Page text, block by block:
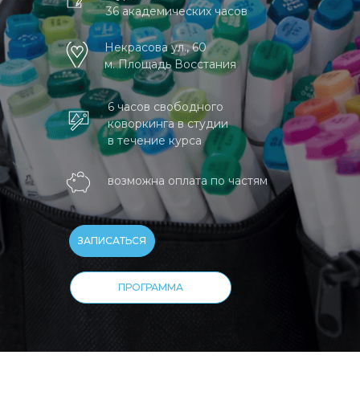
ПРОГРАММА
ЗАПИСАТЬСЯ
Некрасова ул., 60
м. Площадь Восстания
36 академических часов
6 часов свободного
коворкинга в студии
в течение курса
возможна оплата по частям